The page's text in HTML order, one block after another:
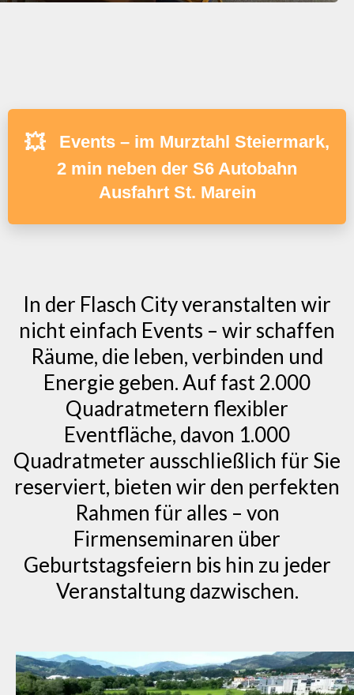
💥
Events – im Murztahl Steiermark,
2 min neben der S6 Autobahn
Ausfahrt St. Marein
In der Flasch City veranstalten wir
nicht einfach Events – wir schaffen
Räume, die leben, verbinden und
Energie geben. Auf fast 2.000
Quadratmetern flexibler
Eventfläche, davon 1.000
Quadratmeter ausschließlich für Sie
reserviert, bieten wir den perfekten
Rahmen für alles – von
Firmenseminaren über
Geburtstagsfeiern bis hin zu jeder
Veranstaltung dazwischen.